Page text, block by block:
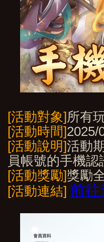
[活動對象]所有
[活動時間]2025/
[活動說明]活動
員帳號的手機
[活動獎勵]獎勵
[活動連結] 前